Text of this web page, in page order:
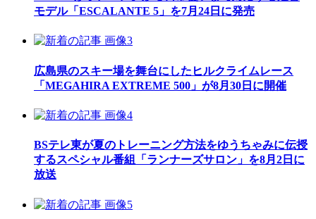
モデル「ESCALANTE 5」を7月24日に発売
広島県のスキー場を舞台にしたヒルクライムレース
「MEGAHIRA EXTREME 500」が8月30日に開催
BSテレ東が夏のトレーニング方法をゆうちゃみに伝授
するスペシャル番組「ランナーズサロン」を8月2日に
放送